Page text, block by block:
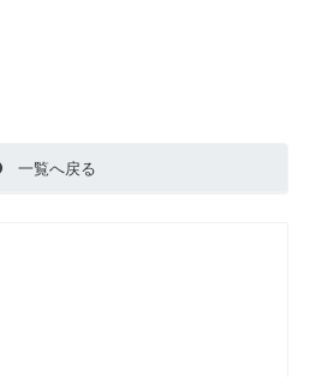
一覧へ戻る